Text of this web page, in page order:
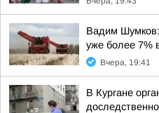
Вадим
уже более 7%
Вчера, 19:41
В Кургане